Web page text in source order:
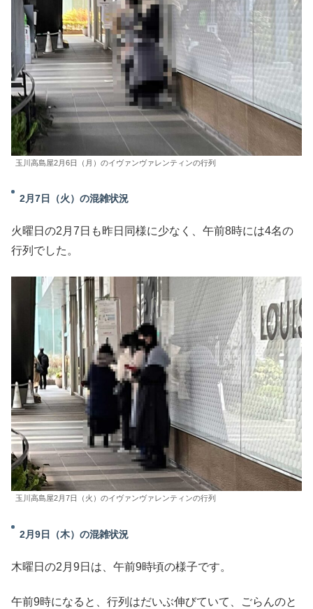
玉川高島屋2月6日（月）のイヴァンヴァレンティンの行列
2月7日（火）の混雑状況
火曜日の2月7日も昨日同様に少なく、午前8時には4名の
行列でした。
玉川高島屋2月7日（火）のイヴァンヴァレンティンの行列
2月9日（木）の混雑状況
木曜日の2月9日は、午前9時頃の様子です。
午前9時になると、行列はだいぶ伸びていて、ごらんのと